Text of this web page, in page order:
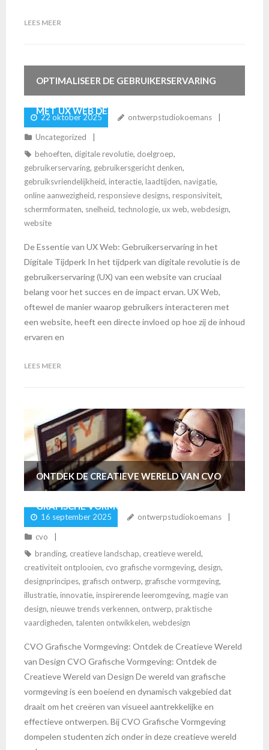
LEES MEER
OPTIMALISEER DE GEBRUIKERSERVARING
MET UX WEB DESIGN
22 oktober 2025 ontwerpstudiokoemans
Uncategorized
behoeften, digitale revolutie, doelgroep,
gebruikerservaring, gebruikersgericht denken,
gebruiksvriendelijkheid, interactie, laadtijden, navigatie,
online aanwezigheid, responsieve designs, responsiviteit,
schermformaten, snelheid, technologie, ux web, webdesign,
website
De Essentie van UX Web: Gebruikerservaring in het
Digitale Tijdperk In het tijdperk van digitale revolutie is de
gebruikerservaring (UX) van een website van cruciaal
belang voor het succes en de impact ervan. UX Web,
oftewel de manier waarop gebruikers interacteren met
een website, heeft een directe invloed op hoe zij de inhoud
ervaren en
LEES MEER
ONTDEK DE CREATIEVE WERELD VAN CVO
GRAFISCHE VORMGEVING
16 september 2025 ontwerpstudiokoemans
cvo
branding, creatieve landschap, creatieve wereld,
creativiteit ontplooien, cvo grafische vormgeving, design,
designprincipes, grafisch ontwerp, grafische vormgeving,
illustratie, innovatie, inspirerende leeromgeving, magie van
design, nieuwe trends verkennen, ontwerp, praktische
vaardigheden, talenten ontwikkelen, webdesign
CVO Grafische Vormgeving: Ontdek de Creatieve Wereld
van Design CVO Grafische Vormgeving: Ontdek de
Creatieve Wereld van Design De wereld van grafische
vormgeving is een boeiend en dynamisch vakgebied dat
draait om het creëren van visueel aantrekkelijke en
effectieve ontwerpen. Bij CVO Grafische Vormgeving
dompelen studenten zich onder in deze creatieve wereld